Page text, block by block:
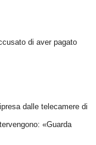
di aver pagato
dalle telecamere di
«Guarda